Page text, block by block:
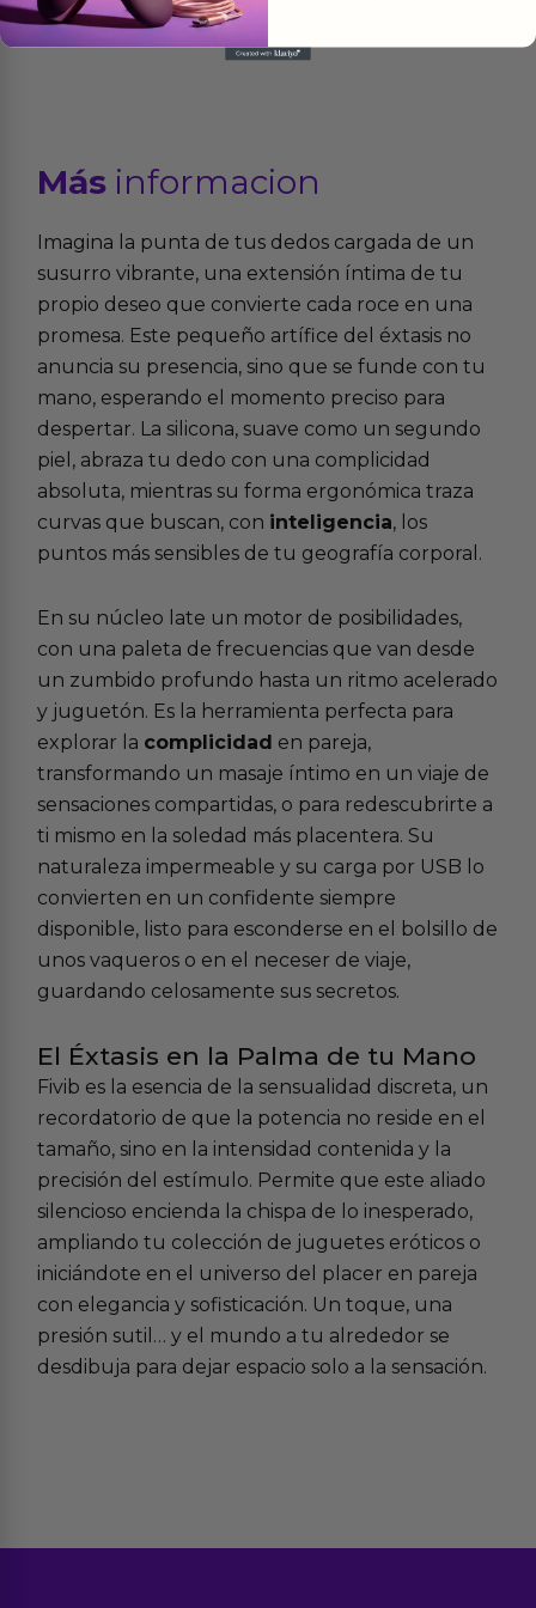
Más informacion
Imagina la punta de tus dedos cargada de un
susurro vibrante, una extensión íntima de tu
propio deseo que convierte cada roce en una
promesa. Este pequeño artífice del éxtasis no
anuncia su presencia, sino que se funde con tu
mano, esperando el momento preciso para
despertar. La silicona, suave como un segundo
piel, abraza tu dedo con una complicidad
absoluta, mientras su forma ergonómica traza
curvas que buscan, con inteligencia, los
puntos más sensibles de tu geografía corporal.
En su núcleo late un motor de posibilidades,
con una paleta de frecuencias que van desde
un zumbido profundo hasta un ritmo acelerado
y juguetón. Es la herramienta perfecta para
explorar la complicidad en pareja,
transformando un masaje íntimo en un viaje de
sensaciones compartidas, o para redescubrirte a
ti mismo en la soledad más placentera. Su
naturaleza impermeable y su carga por USB lo
convierten en un confidente siempre
disponible, listo para esconderse en el bolsillo de
unos vaqueros o en el neceser de viaje,
guardando celosamente sus secretos.
El Éxtasis en la Palma de tu Mano
Fivib es la esencia de la sensualidad discreta, un
recordatorio de que la potencia no reside en el
tamaño, sino en la intensidad contenida y la
precisión del estímulo. Permite que este aliado
silencioso encienda la chispa de lo inesperado,
ampliando tu colección de juguetes eróticos o
iniciándote en el universo del placer en pareja
con elegancia y sofisticación. Un toque, una
presión sutil… y el mundo a tu alrededor se
desdibuja para dejar espacio solo a la sensación.